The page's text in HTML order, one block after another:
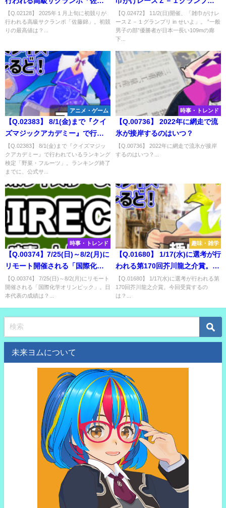
錦」。初競りの最高値は？
【Q.02128】 2025年１月上旬に初競りが
行われる高級サクランボ「佐藤錦」。初競
りの最高値は？...
in せいよ」。 ”一般男子の部”優
勝者が日本一長い109mの廊下を
雑巾がけするタイムは？
【Q.02472】 11/2(日)開催、「雑巾がけレ
ースＺ－１グランプリ in せいよ」。 ”一般
男子の部”優勝者が日本一長い109mの廊
下...
アニメ・ゲーム
【Q.02383】 8/1(金)まで『クイ
ズマジックアカデミー』で行わ
れているランキング検定「野
菜・フルーツ」。ランキング終
了までに、公式サイトに掲載さ
ヤーの人数は？
【Q.02383】 8/1(金)まで『クイズマジッ
クアカデミー』で行われているランキング
検定「野菜・フルーツ」。ランキング終了
までに、公式サ...
時事・トレンド
【Q.00736】 2022年に網走で流
氷が接岸するのはいつ？
【Q.00736】 2022年に網走で流氷が接岸
するのはいつ？...
時事・トレンド
【Q.00374】7/25(日)～8/2(月)に
リモート開催される「国際化学
オリンピック」。日本代表の成
績は？
【Q.00374】 7/25(日)～8/2(月)にリモート
開催される「国際化学オリンピック」。日
本代表の成績は？...
趣味・雑学
【Q.01680】 1/17(水)に選考が行
われる第170回芥川龍之介賞。今
回受賞するのは？
【Q.01680】 1/17(水)に選考が行われる第
170回芥川龍之介賞。今回受賞するの
は？...
未来ヨムについて